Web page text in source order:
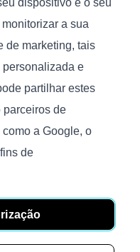
1 674
Disponível
Tamanho (C/P/A), cm.:
115x100x75
200
(C/P/A), cm.:
dispositivo e o seu
a sua
de marketing, tais
e
partilhar estes
parceiros de
a Google, o
de